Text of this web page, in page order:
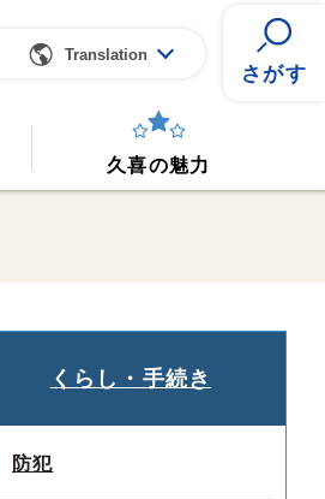
Translation
さがす
久喜の魅力
くらし・手続き
防犯